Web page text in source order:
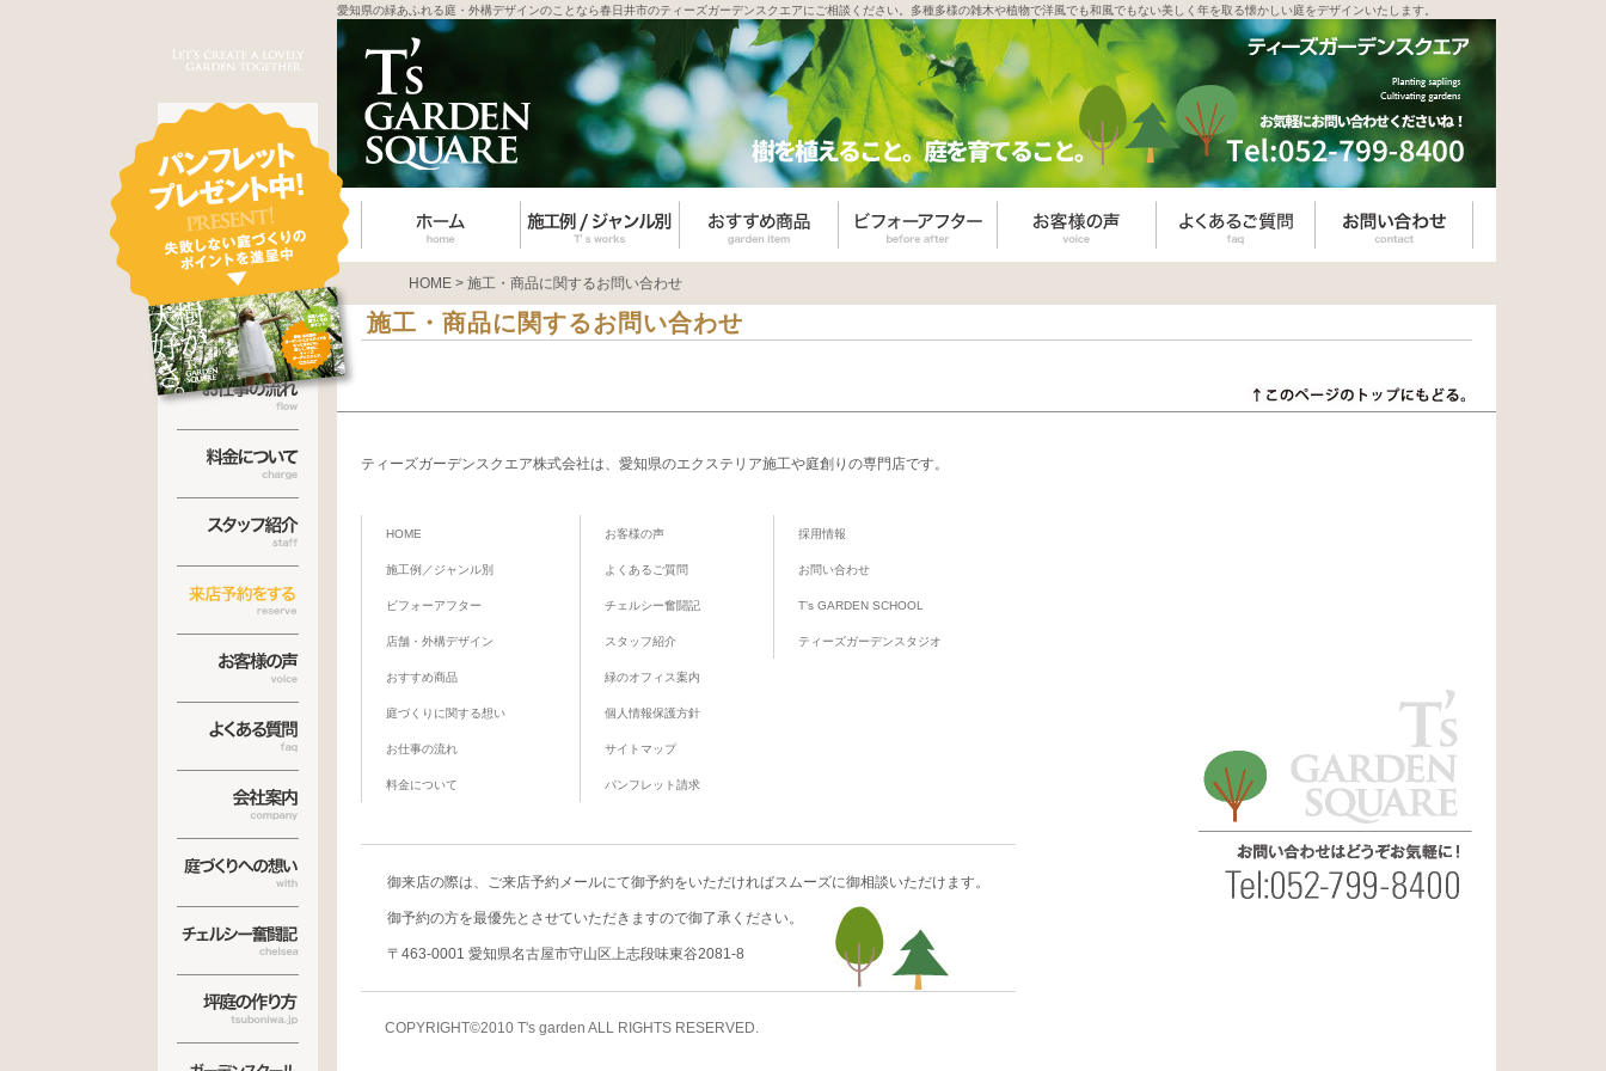
愛知県の緑あふれる庭・外構デザインのことなら春日井市のティーズガーデンスクエアにご相談ください。多種多様の雑木や植物で洋風でも和風でもない美しく年を取る懐かしい庭をデザインいたします。
HOME > 施工・商品に関するお問い合わせ
施工・商品に関するお問い合わせ
ティーズガーデンスクエア株式会社は、愛知県のエクステリア施工や庭創りの専門店です。
HOME
施工例／ジャンル別
ビフォーアフター
店舗・外構デザイン
おすすめ商品
庭づくりに関する想い
お仕事の流れ
料金について
お客様の声
よくあるご質問
チェルシー奮闘記
スタッフ紹介
緑のオフィス案内
個人情報保護方針
サイトマップ
パンフレット請求
採用情報
お問い合わせ
T’s GARDEN SCHOOL
ティーズガーデンスタジオ
御来店の際は、 ご来店予約メールにて御予約をいただければスムーズに御相談いただけます。
御予約の方を最優先とさせていただきますので御了承ください。
〒463-0001 愛知県名古屋市守山区上志段味東谷2081-8
COPYRIGHT©2010 T's garden ALL RIGHTS RESERVED.